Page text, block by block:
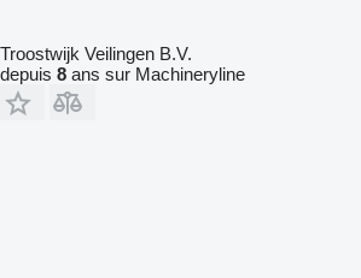
Troostwijk Veilingen B.V.
depuis 8 ans sur Machineryline